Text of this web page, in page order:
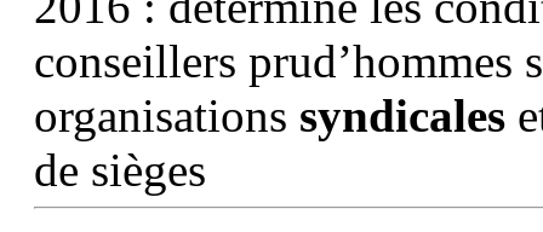
conseillers prud’hommes
organisations syndicales
de sièges